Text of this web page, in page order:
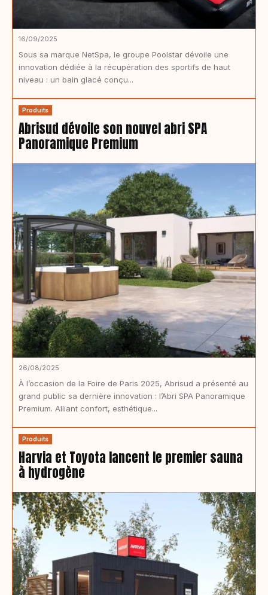
16/09/2025
Sous sa marque NetSpa, le groupe Poolstar dévoile une
innovation dédiée à la récupération des sportifs de haut
niveau : un bain glacé conçu...
Produits
Abrisud dévoile son nouvel abri SPA
Panoramique Premium
26/08/2025
À l’occasion de la Foire de Paris 2025, Abrisud a présenté au
grand public sa dernière innovation : l’Abri SPA Panoramique
Premium. Alliant confort, esthétique...
Produits
Harvia et Toyota lancent le premier sauna
à hydrogène